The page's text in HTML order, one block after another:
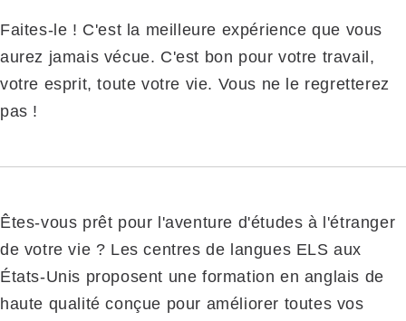
Faites-le ! C'est la meilleure expérience que vous
aurez jamais vécue. C'est bon pour votre travail,
votre esprit, toute votre vie. Vous ne le regretterez
pas !
Êtes-vous prêt pour l'aventure d'études à l'étranger
de votre vie ? Les centres de langues ELS aux
États-Unis proposent une formation en anglais de
haute qualité conçue pour améliorer toutes vos